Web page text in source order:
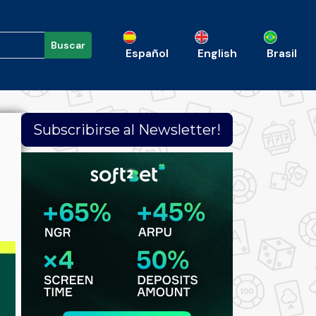
Buscar
Español English Brasil
Subscribirse al Newsletter!